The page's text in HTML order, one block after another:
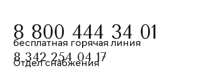
8 800 444 34 01
бесплатная горячая линия
8 342 254 04 17
Отдел снабжения